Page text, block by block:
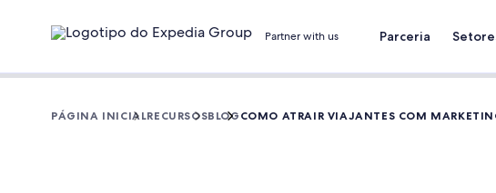
Partner with us Parceria
PÁGINA INICIALRECURSOSBLOG COMO ATRAIR VIAJANTES COM